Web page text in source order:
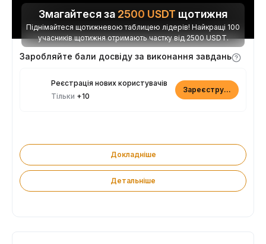
Змагайтеся за 2500 USDT щотижня
Піднімайтеся щотижневою таблицею лідерів! Найкращі 100
учасників щотижня отримають частку від 2500 USDT.
Заробляйте бали досвіду за виконання завдань
Реєстрація нових користувачів
Тільки +10
Зареєструватися
Докладніше
Детальніше